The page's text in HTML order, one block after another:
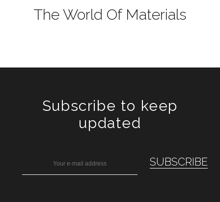
The World Of Materials
Subscribe to keep
updated